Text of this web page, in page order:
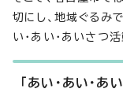
切にし、地域ぐるみ
い・あい・あいさつ活
「あい・あい・